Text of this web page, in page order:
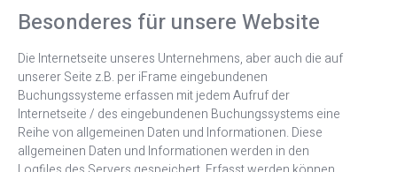
Besonderes für unsere Website
Die Internetseite unseres Unternehmens, aber auch die auf
unserer Seite z.B. per iFrame eingebundenen
Buchungssysteme erfassen mit jedem Aufruf der
Internetseite / des eingebundenen Buchungssystems eine
Reihe von allgemeinen Daten und Informationen. Diese
allgemeinen Daten und Informationen werden in den